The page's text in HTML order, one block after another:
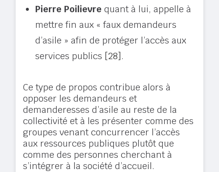
Pierre Poilievre quant à lui, appelle à
mettre fin aux « faux demandeurs
d’asile » afin de protéger l’accès aux
services publics [28].
Ce type de propos contribue alors à
opposer les demandeurs et
demanderesses d’asile au reste de la
collectivité et à les présenter comme des
groupes venant concurrencer l’accès
aux ressources publiques plutôt que
comme des personnes cherchant à
s’intégrer à la société d’accueil.